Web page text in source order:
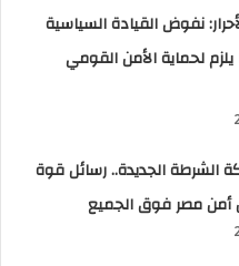
نفوض القيادة السياسية
لحماية الأمن القومي
الشرطة الجديدة.. رسائل قوة
مصر فوق الجميع